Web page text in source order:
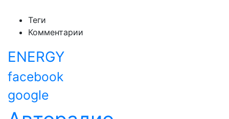
Теги
Комментарии
ENERGY
facebook
google